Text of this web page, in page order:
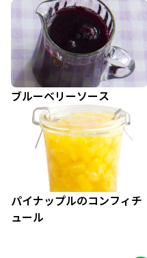
ブルーベリーソース
パイナップルのコンフィチ
ュール